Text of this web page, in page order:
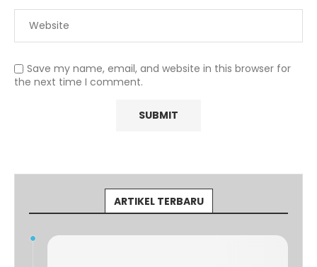
Save my name, email, and website in this browser for
the next time I comment.
ARTIKEL TERBARU